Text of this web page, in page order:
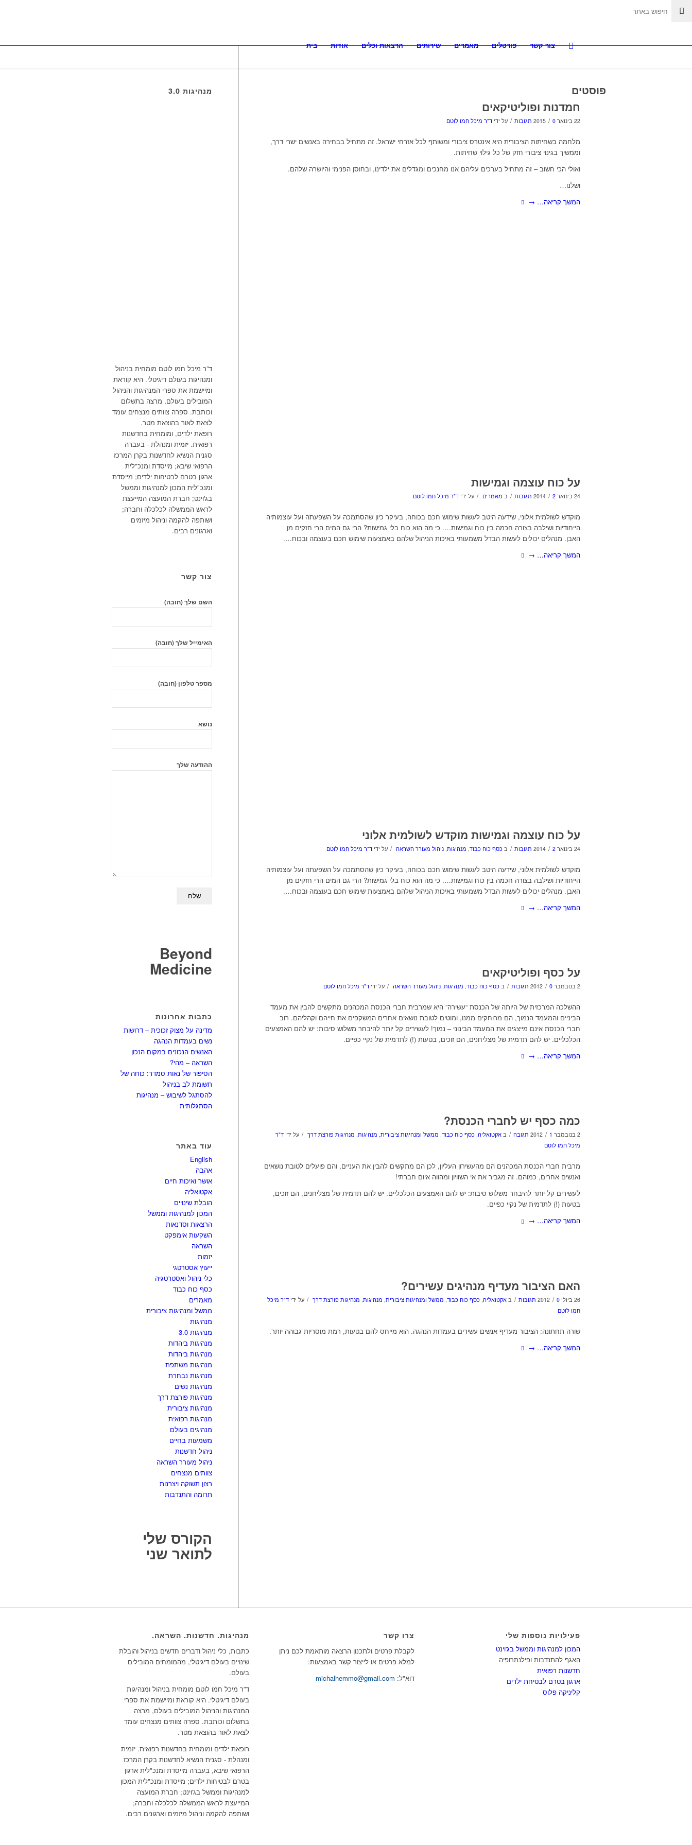
בית אודות הרצאות וכלים שירותים מאמרים פורטלים צור קשר
פוסטים
חמדנות ופוליטיקאים
22 בינואר 2015 / 0 תגובות / על ידי ד"ר מיכל חמו לוטם
מלחמה בשחיתות הציבורית היא אינטרס ציבורי ומשותף לכל אזרחי ישראל. זה מתחיל בבחירה באנשים ישרי דרך,
וממשיך בגינוי ציבורי חזק של כל גילוי שחיתות.
ואולי הכי חשוב – זה מתחיל בערכים עליהם אנו מחנכים ומגדלים את ילדינו, ובחוסן הפנימי והיושרה שלהם.
ושלנו…
המשך קריאה… →
על כוח עוצמה וגמישות
24 בינואר 2014 / 2 תגובות / ב מאמרים / על ידי ד"ר מיכל חמו לוטם
מוקדש לשולמית אלוני, שידעה היטב לעשות שימוש חכם בכוחה, בעיקר כיון שהסתמכה על השפעתה ועל עוצמותיה
הייחודיות ושילבה בצורה חכמה בין כוח וגמישות…. כי מה הוא כוח בלי גמישות? הרי גם המים הרי חזקים מן
האבן. מנהלים יכולים לעשות הבדל משמעותי באיכות הניהול שלהם באמצעות שימוש חכם בעוצמה ובכוח….
המשך קריאה… →
על כוח עוצמה וגמישות מוקדש לשולמית אלוני
24 בינואר 2014 / 2 תגובות / ב כסף כוח כבוד מנהיגות ניהול מעורר השראה / על ידי ד"ר מיכל חמו לוטם
מוקדש לשולמית אלוני, שידעה היטב לעשות שימוש חכם בכוחה, בעיקר כיון שהסתמכה על השפעתה ועל עוצמותיה
הייחודיות ושילבה בצורה חכמה בין כוח וגמישות…. כי מה הוא כוח בלי גמישות? הרי גם המים הרי חזקים מן
האבן. מנהלים יכולים לעשות הבדל משמעותי באיכות הניהול שלהם באמצעות שימוש חכם בעוצמה ובכוח….
המשך קריאה… →
על כסף ופוליטיקאים
2 בנובמבר 2012 / 0 תגובות / ב כסף כוח כבוד, מנהיגות, ניהול מעורר השראה / על ידי ד"ר מיכל חמו לוטם
ההשלכה המרכזית של היותה של הכנסת “עשירה” היא שמרבית חברי הכנסת המכהנים מתקשים להבין את מעמד
הביניים והמעמד הנמוך, הם מרוחקים ממנו, ומוטים לטובת נושאים אחרים המשקפים את חייהם וקהליהם. רוב
חברי הכנסת אינם מייצגים את המעמד הבינוני – נמוך! לעשירים קל יותר להיבחר משלוש סיבות: יש להם האמצעים
הכלכליים. יש להם תדמית של מצליחנים, הם זוכים, בטעות (!) לתדמית של נקיי כפיים.
המשך קריאה… →
כמה כסף יש לחברי הכנסת?
2 בנובמבר 2012 / 1 תגובה / ב אקטואליה, כסף כוח כבוד, ממשל ומנהיגות ציבורית, מנהיגות, מנהיגות פורצת דרך / על ידי ד"ר
מיכל חמו לוטם
מרבית חברי הכנסת המכהנים הם מהעשירון העליון, לכן הם מתקשים להבין את העניים, והם פועלים לטובת נושאים
ואנשים אחרים, כמוהם. זה מגביר את אי השוויון ומהווה איום חברתי!
לעשירים קל יותר להיבחר משלוש סיבות: יש להם האמצעים הכלכליים. יש להם תדמית של מצליחנים, הם זוכים,
בטעות (!) לתדמית של נקיי כפיים.
המשך קריאה… →
האם הציבור מעדיף מנהיגים עשירים?
26 ביולי 2012 / 0 תגובות / ב אקטואליה כסף כוח כבוד ממשל ומנהיגות ציבורית מנהיגות מנהיגות פורצת דרך / על ידי ד"ר מיכל
חמו לוטם
שורה תחתונה: הציבור מעדיף אנשים עשירים בעמדות הנהגה. הוא מייחס להם בטעות, רמת מוסריות גבוהה יותר.
המשך קריאה… →
מנהיגות 3.0
ד”ר מיכל חמו לוטם מומחית בניהול
ומנהיגות בעולם דיגיטלי. היא קוראת
ומיישמת את ספרי המנהיגות והניהול
המובילים בעולם, מרצה בתשלום
וכותבת. ספרה צוותים מנצחים עומד
לצאת לאור בהוצאת מטר.
רופאת ילדים, ומומחית בחדשנות
רפואית. יזמית ומנהלת - בעברה
סגנית הנשיא לחדשנות בקרן המרכז
הרפואי שיבא; מייסדת ומנכ"לית
ארגון בטרם לבטיחות ילדים; מייסדת
ומנכ"לית המכון למנהיגות וממשל
בג'וינט; חברת המועצה המייעצת
לראש הממשלה לכלכלה וחברה;
ושותפה להקמה וניהול מיזמים
וארגונים רבים.
צור קשר
השם שלך (חובה)
האימייל שלך (חובה)
מספר טלפון (חובה)
נושא
ההודעה שלך
Beyond
Medicine
כתבות אחרונות
מדינה על מצוק זכוכית – דרושות
נשים בעמדות הנהגה
האנשים הנכונים במקום הנכון
השראה – מהי?
הסיפור של נאות סמדר: כוחה של
תשומת לב בניהול
להסתגל לשיבוש – מנהיגות
הסתגלותית
עוד באתר
English
אהבה
אושר ואיכות חיים
אקטואליה
הובלת שינויים
המכון למנהיגות וממשל
הרצאות וסדנאות
השקעות אימפקט
השראה
יזמות
ייעוץ אסטרטגי
כלי ניהול ואסטרטגיה
כסף כוח כבוד
מאמרים
ממשל ומנהיגות ציבורית
מנהיגות
מנהיגות 3.0
מנהיגות ביהדות
מנהיגות ביהדות
מנהיגות משתפת
מנהיגות נבחרת
מנהיגות נשים
מנהיגות פורצת דרך
מנהיגות ציבורית
מנהיגות רפואית
מנהיגים בעולם
משמעות בחיים
ניהול חדשנות
ניהול מעורר השראה
צוותים מנצחים
רצון תשוקה ויצרנות
תרומה והתנדבות
הקורס שלי
לתואר שני
מנהיגות. חדשנות. השראה.
כתבות, כלי ניהול ודברים חדשים בניהול והובלת
שינויים בעולם דיגיטלי, מהמומחים המובילים
בעולם.
ד”ר מיכל חמו לוטם מומחית בניהול ומנהיגות
בעולם דיגיטלי. היא קוראת ומיישמת את ספרי
המנהיגות והניהול המובילים בעולם, מרצה
בתשלום וכותבת. ספרה צוותים מנצחים עומד
לצאת לאור בהוצאת מטר.
רופאת ילדים ומומחית בחדשנות רפואית. יזמית
ומנהלת - סגנית הנשיא לחדשנות בקרן המרכז
הרפואי שיבא, בעברה מייסדת ומנכ"לית ארגון
בטרם לבטיחות ילדים; מייסדת ומנכ"לית המכון
למנהיגות וממשל בג'וינט; חברת המועצה
המייעצת לראש הממשלה לכלכלה וחברה;
ושותפה להקמה וניהול מיזמים וארגונים רבים.
צרו קשר
לקבלת פרטים ולתכנון הרצאה מותאמת לכם ניתן
למלא פרטים או לייצור קשר באמצעות:
דוא"ל: michalhemmo@gmail.com
פעילויות נוספות שלי
המכון למנהיגות וממשל בג'וינט
האגף להתנדבות ופילנתרופיה
חדשנות רפואית
ארגון בטרם לבטיחת ילדים
קליניקה פלוס